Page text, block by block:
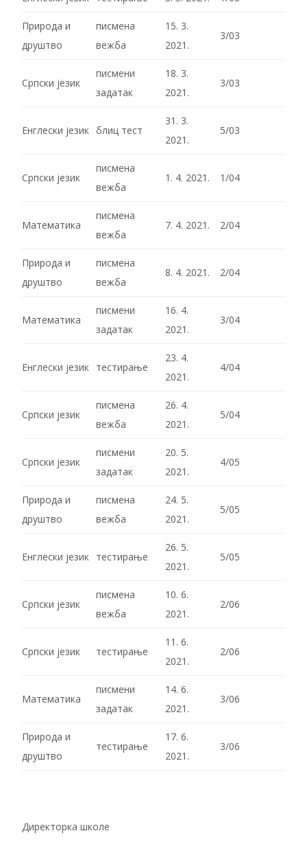
Природа и
друштво
писмена
вежба
15. 3.
2021.
3/03
Српски језик
писмени
задатак
18. 3.
2021.
3/03
Енглески језик блиц тест
31. 3.
2021.
5/03
Српски језик
писмена
вежба
1. 4. 2021. 1/04
Математика
писмена
вежба
7. 4. 2021. 2/04
Природа и
друштво
писмена
вежба
8. 4. 2021. 2/04
Математика
писмени
задатак
16. 4.
2021.
3/04
Енглески језик тестирање
23. 4.
2021.
4/04
Српски језик
писмена
вежба
26. 4.
2021.
5/04
Српски језик
писмени
задатак
20. 5.
2021.
4/05
Природа и
друштво
писмена
вежба
24. 5.
2021.
5/05
Енглески језик тестирање
26. 5.
2021.
5/05
Српски језик
писмена
вежба
10. 6.
2021.
2/06
Српски језик тестирање
11. 6.
2021.
2/06
Математика
писмени
задатак
14. 6.
2021.
3/06
Природа и
друштво
тестирање
17. 6.
2021.
3/06
Директорка школе